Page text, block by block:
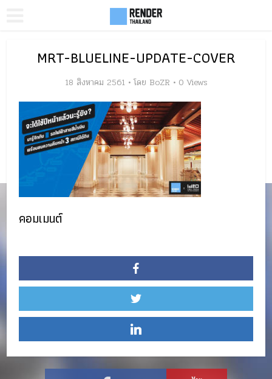
MRT-BLUELINE-UPDATE-COVER
18 สิงหาคม 2561 โดย BoZR 0 Views
คอมเมนต์